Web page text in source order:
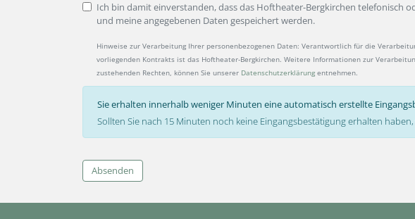
Ich bin damit einverstanden, dass das Hoftheater-Bergkirchen telefonisch
und meine angegebenen Daten gespeichert werden.
Hinweise zur Verarbeitung Ihrer personenbezogenen Daten: Verantwortlich für die
vorliegenden Kontrakts ist das Hoftheater-Bergkirchen. Weitere Informationen zur
zustehenden Rechten, können Sie unserer Datenschutzerklärung entnehmen.
Sie erhalten innerhalb weniger Minuten eine automatisch erstellte
Sollten Sie nach 15 Minuten noch keine Eingangsbestätigung erhalten
Absenden